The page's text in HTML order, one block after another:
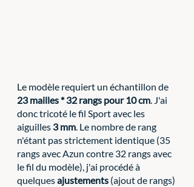
Le modèle requiert un échantillon de
23 mailles * 32 rangs pour 10 cm. J'ai
donc tricoté le fil Sport avec les
aiguilles 3 mm. Le nombre de rang
n'étant pas strictement identique (35
rangs avec Azun contre 32 rangs avec
le fil du modèle), j'ai procédé à
quelques ajustements (ajout de rangs)